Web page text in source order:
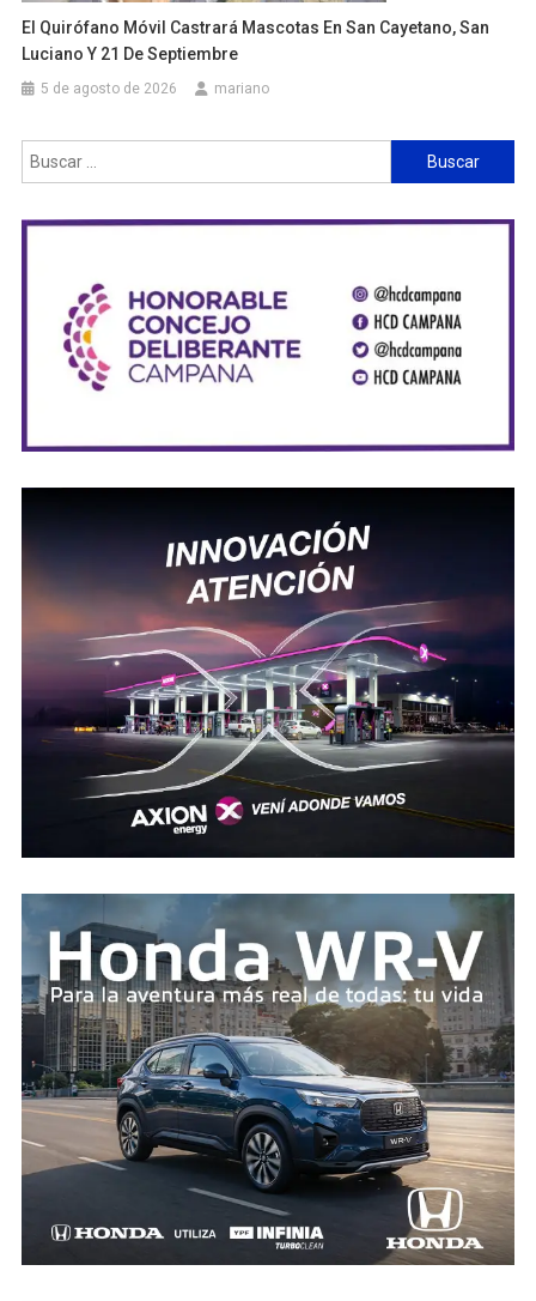
El Quirófano Móvil Castrará Mascotas En San Cayetano, San
Luciano Y 21 De Septiembre
5 de agosto de 2026 mariano
Buscar: